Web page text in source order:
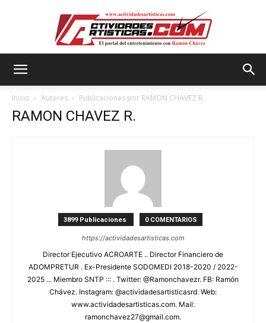
Inicio Autores Publicaciones por RAMON CHAVEZ R.
RAMON CHAVEZ R.
3899 Publicaciones 0 COMENTARIOS
https://actividadesartisticas.com
Director Ejecutivo ACROARTE .. Director Financiero de
ADOMPRETUR . Ex-Presidente SODOMEDI 2018-2020 / 2022-
2025 ... Miembro SNTP ::: . Twitter: @Ramonchavezr. FB: Ramón
Chávez. Instagram: @actividadesartisticasrd. Web:
www.actividadesartisticas.com. Mail:
ramonchavez27@gmail.com.